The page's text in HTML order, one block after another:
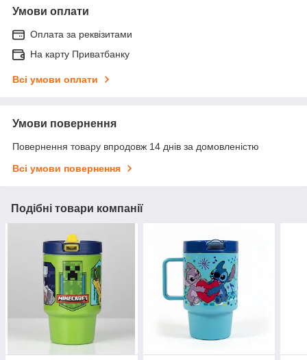
Умови оплати
Оплата за реквізитами
На карту Приватбанку
Всі умови оплати
Умови повернення
Повернення товару впродовж 14 днів за домовленістю
Всі умови повернення
Подібні товари компанії